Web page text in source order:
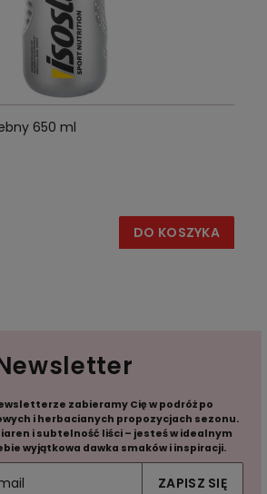
650 ml
DO KOSZYKA
zabieramy Cię w podróż po
i herbacianych propozycjach sezonu.
i subtelność liści – jesteś w idealnym
wyjątkowa dawka smaków i inspiracji.
ZAPISZ SIĘ